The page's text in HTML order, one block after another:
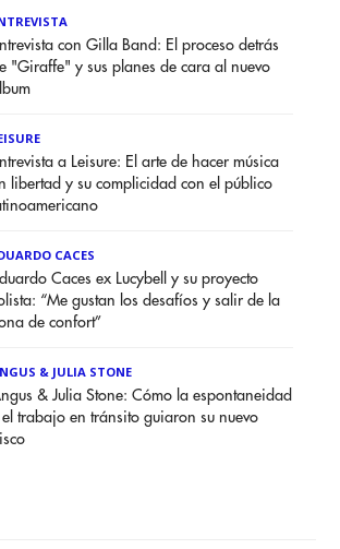
con Gilla Band: El proceso detrás
"Giraffe" y sus planes de cara al nuevo
a Leisure: El arte de hacer música
libertad y su complicidad con el público
CACES
Caces ex Lucybell y su proyecto
“Me gustan los desafíos y salir de la
de confort”
& JULIA STONE
& Julia Stone: Cómo la espontaneidad
trabajo en tránsito guiaron su nuevo